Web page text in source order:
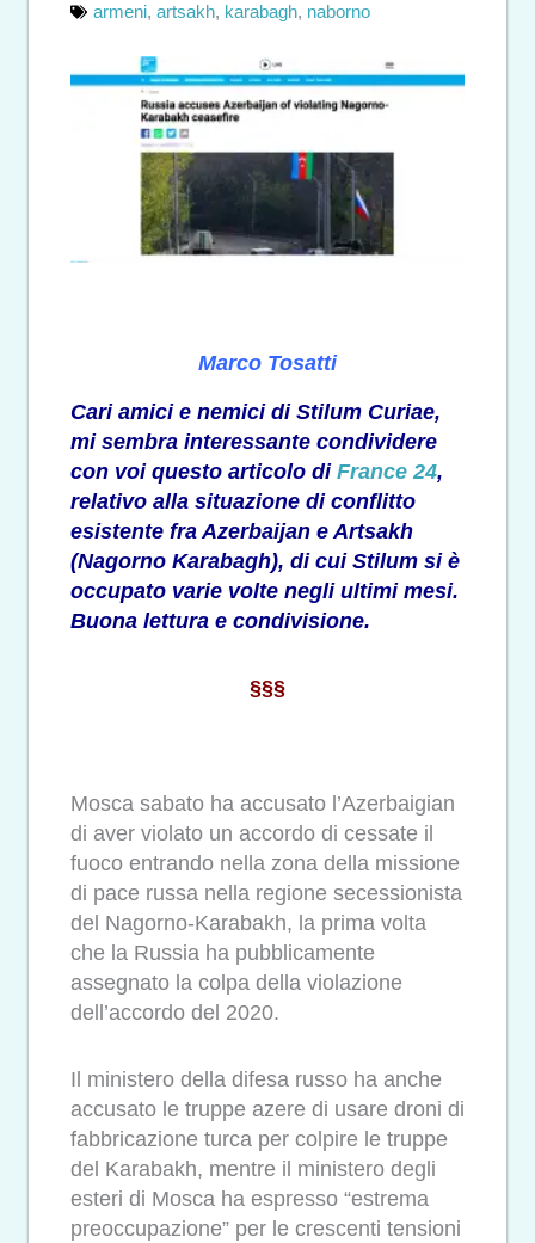
armeni, artsakh, karabagh, naborno
Marco Tosatti
Cari amici e nemici di Stilum Curiae,
mi sembra interessante condividere
con voi questo articolo di France 24,
relativo alla situazione di conflitto
esistente fra Azerbaijan e Artsakh
(Nagorno Karabagh), di cui Stilum si è
occupato varie volte negli ultimi mesi.
Buona lettura e condivisione.
§§§
Mosca sabato ha accusato l’Azerbaigian
di aver violato un accordo di cessate il
fuoco entrando nella zona della missione
di pace russa nella regione secessionista
del Nagorno-Karabakh, la prima volta
che la Russia ha pubblicamente
assegnato la colpa della violazione
dell’accordo del 2020.
Il ministero della difesa russo ha anche
accusato le truppe azere di usare droni di
fabbricazione turca per colpire le truppe
del Karabakh, mentre il ministero degli
esteri di Mosca ha espresso “estrema
preoccupazione” per le crescenti tensioni